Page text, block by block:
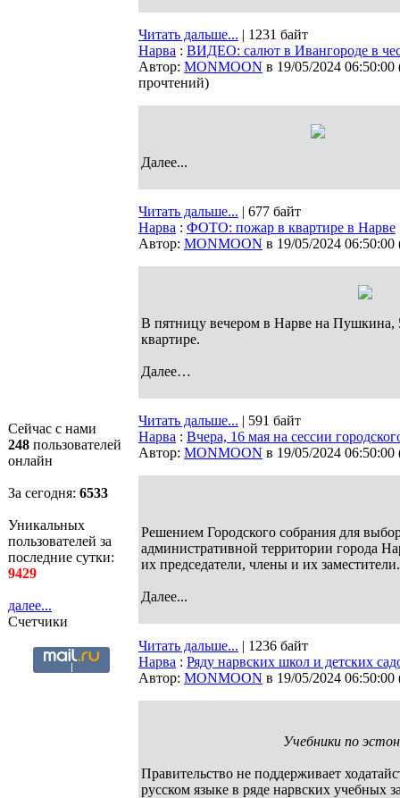
Сейчас с нами
248 пользователей
онлайн
За сегодня: 6533
Уникальных
пользователей за
последние сутки:
9429
далее...
Счетчики
Читать дальше... | 1231 байт
Нарва : ВИДЕО: салют в Ивангороде в
Автор: MONMOON в 19/05/2024 06:50:00
прочтений)
Далее...
Читать дальше... | 677 байт
Нарва : ФОТО: пожар в квартире в Нарве
Автор: MONMOON в 19/05/2024 06:50:00
В пятницу вечером в Нарве на Пушкина,
квартире.
Далее…
Читать дальше... | 591 байт
Нарва : Вчера, 16 мая на сессии
Автор: MONMOON в 19/05/2024 06:50:00
Решением Городского собрания для
административной территории города
их председатели, члены и их заместители.
Далее...
Читать дальше... | 1236 байт
Нарва : Ряду нарвских школ и детских
Автор: MONMOON в 19/05/2024 06:50:00
Учебники по
Правительство не поддерживает
русском языке в ряде нарвских учебных